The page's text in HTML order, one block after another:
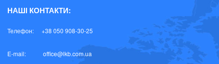
НАШІ КОНТАКТИ:
Телефон: +38 050 908-30-25
E-mail:
office@lkb.com.ua